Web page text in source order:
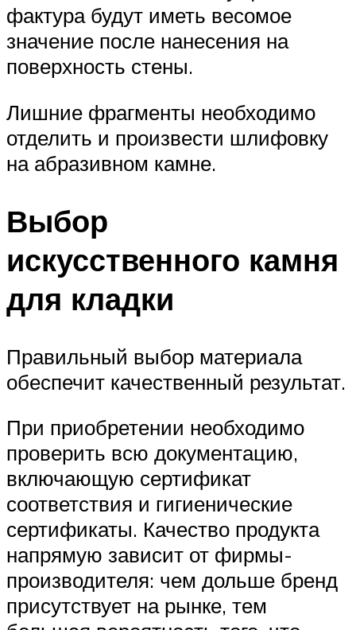
фактура будут иметь весомое
значение после нанесения на
поверхность стены.
Лишние фрагменты необходимо
отделить и произвести шлифовку
на абразивном камне.
Выбор
искусственного камня
для кладки
Правильный выбор материала
обеспечит качественный результат.
При приобретении необходимо
проверить всю документацию,
включающую сертификат
соответствия и гигиенические
сертификаты. Качество продукта
напрямую зависит от фирмы-
производителя: чем дольше бренд
присутствует на рынке, тем